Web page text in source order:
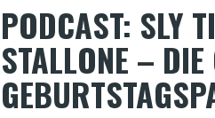
PODCAST: SLY
STALLONE –